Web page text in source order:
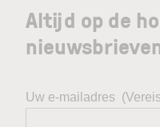
Altijd op de
Uw e-mailadres